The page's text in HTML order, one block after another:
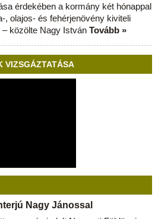
érdekében a kormány két hónappal
, olajos- és fehérjenövény kiviteli
közölte Nagy István Tovább »
VIZSGÁZTATÁSA
Nagy Jánossal